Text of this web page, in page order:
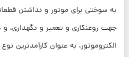
به سوختی برای موتور و نداشتن
جهت روغنکاری و تعمیر و نگهداری،
الکتروموتور، به عنوان کارآمدترین